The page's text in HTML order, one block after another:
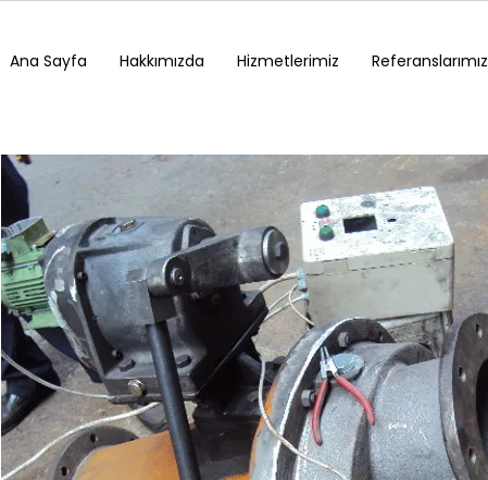
Ana Sayfa Hakkımızda Hizmetlerimiz Referanslarımız